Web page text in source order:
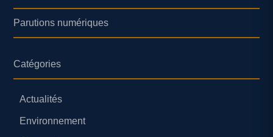
Parutions numériques
Catégories
Actualités
Environnement